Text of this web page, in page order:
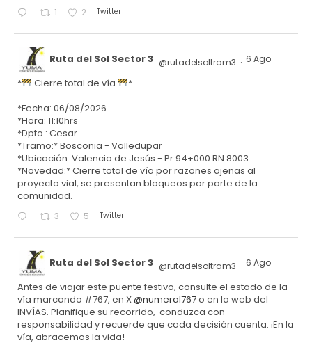
1 2 Twitter
Ruta del Sol Sector 3 @rutadelsoltram3 · 6 Ago
* Cierre total de vía
*
*Fecha: 06/08/2026.
*Hora: 11:10hrs
*Dpto.: Cesar
*Tramo:* Bosconia - Valledupar
*Ubicación: Valencia de Jesús - Pr 94+000 RN 8003
*Novedad:* Cierre total de vía por razones ajenas al
proyecto vial, se presentan bloqueos por parte de la
comunidad.
3 5 Twitter
Ruta del Sol Sector 3 @rutadelsoltram3 · 6 Ago
Antes de viajar este puente festivo, consulte el estado de la
vía marcando #767, en X@numeral767o en la web del
INVÍAS. Planifique su recorrido, conduzca con
responsabilidad y recuerde que cada decisión cuenta. ¡En la
vía, abracemos la vida!